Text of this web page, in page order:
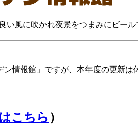
い風に吹かれ夜景をつまみにビール
情報館」ですが、本年度の更新
こちら ）